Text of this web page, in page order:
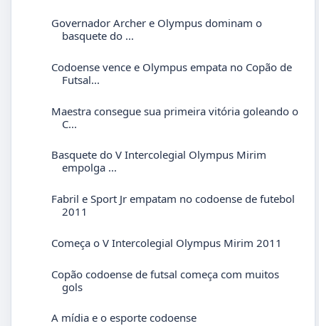
Governador Archer e Olympus dominam o
basquete do ...
Codoense vence e Olympus empata no Copão de
Futsal...
Maestra consegue sua primeira vitória goleando o
C...
Basquete do V Intercolegial Olympus Mirim
empolga ...
Fabril e Sport Jr empatam no codoense de futebol
2011
Começa o V Intercolegial Olympus Mirim 2011
Copão codoense de futsal começa com muitos
gols
A mídia e o esporte codoense